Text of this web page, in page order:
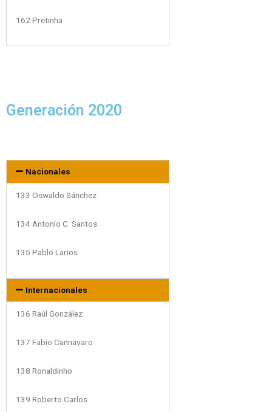
162 Pretinha
Generación 2020
Nacionales
133 Oswaldo Sánchez
134 Antonio C. Santos
135 Pablo Larios
Internacionales
136 Raúl González
137 Fabio Cannavaro
138 Ronaldinho
139 Roberto Carlos